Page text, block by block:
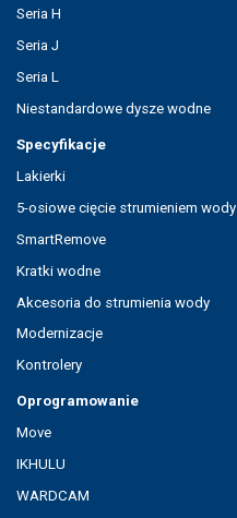
Seria H
Seria J
Seria L
Niestandardowe dysze wodne
Specyfikacje
Lakierki
5-osiowe cięcie strumieniem wody
SmartRemove
Kratki wodne
Akcesoria do strumienia wody
Modernizacje
Kontrolery
Oprogramowanie
Move
IKHULU
WARDCAM